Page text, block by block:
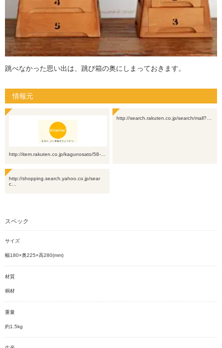
跳べなかった思い出は、跳び箱の奥にしまっておきます。
情報元
http://item.rakuten.co.jp/kagunosato/58-…
http://search.rakuten.co.jp/search/mall?…
http://shopping.search.yahoo.co.jp/sear
c…
スペック
サイズ
幅180×奥225×高280(mm)
材質
桐材
重量
約1.5kg